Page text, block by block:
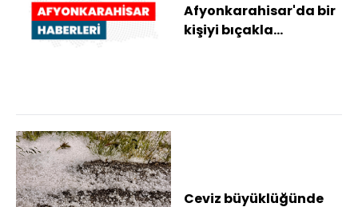
Afyonkarahisar'da bir
kişiyi bıçakla
Ceviz büyüklüğünde